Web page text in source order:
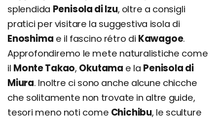
splendida Penisola di Izu, oltre a consigli
pratici per visitare la suggestiva isola di
Enoshima e il fascino rétro di Kawagoe.
Approfondiremo le mete naturalistiche come
il Monte Takao, Okutama e la Penisola di
Miura. Inoltre ci sono anche alcune chicche
che solitamente non trovate in altre guide,
tesori meno noti come Chichibu, le sculture